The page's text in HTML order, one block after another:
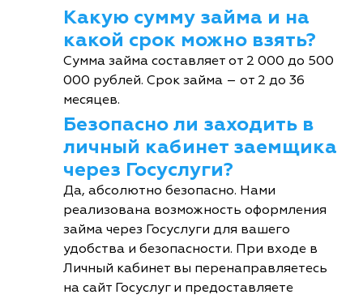
Какую сумму займа и на
какой срок можно взять?
Сумма займа составляет от 2 000 до 500
000 рублей. Срок займа – от 2 до 36
месяцев.
Безопасно ли заходить в
личный кабинет заемщика
через Госуслуги?
Да, абсолютно безопасно. Нами
реализована возможность оформления
займа через Госуслуги для вашего
удобства и безопасности. При входе в
Личный кабинет вы перенаправляетесь
на сайт Госуслуг и предоставляете